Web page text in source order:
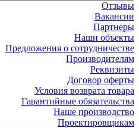
Отзывы
Вакансии
Партнеры
Наши объекты
Предложения о сотрудничестве
Производителям
Реквизиты
Договор оферты
Условия возврата товара
Гарантийные обязательства
Наше производство
Проектировщикам